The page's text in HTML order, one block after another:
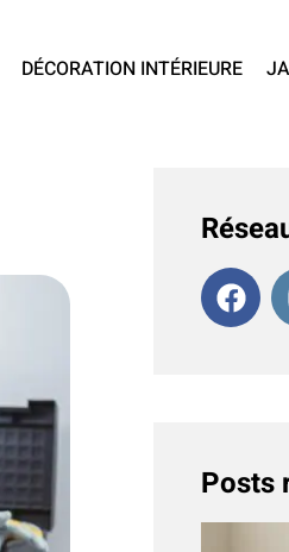
DÉCORATION INTÉRIEURE
Posts